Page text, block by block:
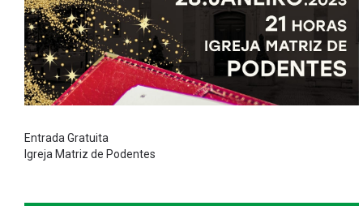
Entrada Gratuita
Igreja Matriz de Podentes